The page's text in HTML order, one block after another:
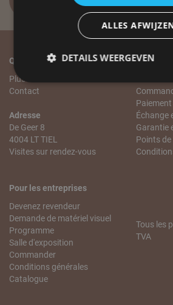
Lundi au vendredi de 8h30 à
Qui sommes-nous?
Plus de LABEL51
Contact
Adresse
De Geer 8
4004 LT TIEL
Visites sur rendez-vous
Service
Échange
Garantie
Points de
Pour les entreprises
Devenez revendeur
Demande de matériel visuel
Programme
Salle d'exposition
Commander
Conditions générales
Catalogue
Tous les
TVA
ALLES
DETAILS WEERGEVEN